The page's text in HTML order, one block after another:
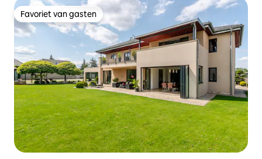
Favoriet van gasten
Favoriet van gasten